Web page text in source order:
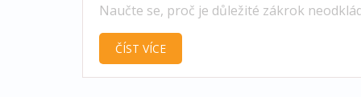
Naučte se, proč je důležité zákrok
jak výplň udržet co nejdéle.
ČÍST VÍCE